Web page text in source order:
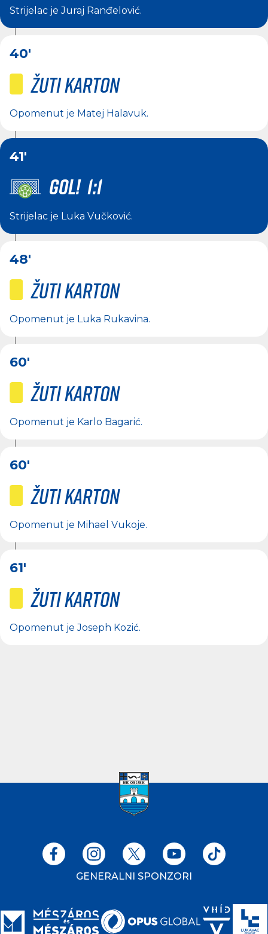
Strijelac jeJuraj Ranđelović.
40'
Žuti karton
Opomenut je Matej Halavuk.
41'
GOL! 1:1
Strijelac je Luka Vučković.
48'
Žuti karton
Opomenut je Luka Rukavina.
60'
Žuti karton
Opomenut je Karlo Bagarić.
60'
Žuti karton
Opomenut je Mihael Vukoje.
61'
Žuti karton
Opomenut jeJoseph Kozić.
GENERALNI SPONZORI